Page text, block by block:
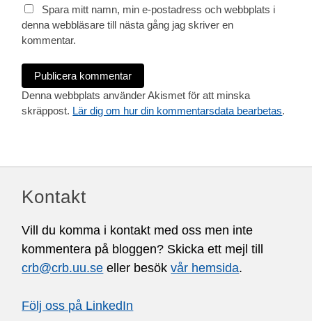
Spara mitt namn, min e-postadress och webbplats i
denna webbläsare till nästa gång jag skriver en
kommentar.
Denna webbplats använder Akismet för att minska
skräppost. Lär dig om hur din kommentarsdata bearbetas.
Kontakt
Vill du komma i kontakt med oss men inte
kommentera på bloggen? Skicka ett mejl till
crb@crb.uu.se eller besökvår hemsida.
Följ oss på LinkedIn